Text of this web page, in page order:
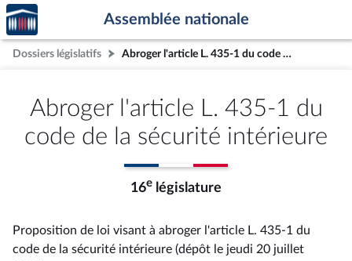
Aller au contenu
Aller en bas de la page
Accèder
à la
page
d'accueil
Assemblée nationale
Dossiers législatifs Abroger l'article L. 435-1 du code de la sécurité intérieure
Abroger l'article L. 435-1 du
code de la sécurité intérieure
16e législature
Proposition de loi visant à abroger l'article L. 435-1 du
code de la sécurité intérieure (dépôt le jeudi 20 juillet